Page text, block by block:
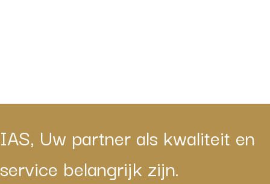
IAS, Uw partner als kwaliteit en
service belangrijk zijn.